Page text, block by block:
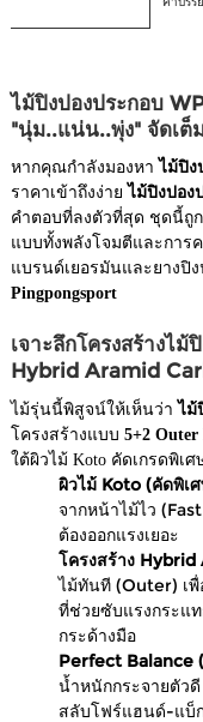
ไม้ปิงปองประกอบ
"นุ่ม..แน่น..พุ่ง" จัดเต็
หากคุณกำลังมองหา ไม้ปิง
ราคาเข้าถึงง่าย ไม้ปิงปอง
คำตอบที่ลงตัวที่สุด ชุดนี้ถู
แบบทั้งพลังโจมตีและการ
แบรนด์เยอรมันและยางปิ
Pingpongsport
เจาะลึกโครงสร้างไ
Hybrid Aramid
ไม้รุ่นนี้พิสูจน์ให้เห็นว่าไม้
โครงสร้างแบบ 5+2
ใต้ผิวไม้ Koto คัดเกรดพิเศ
ผิวไม้ Koto (คัดพิเ
จากหน้าไม้ไว
ต้องออกแรงเยอะ
โครงสร้าง
ไม้ทันที (Outer) เ
ที่ช่วยซับแรงกระแ
กระด้างมือ
Perfect Balance
น้ำหนักกระจายตัว
สลับโฟร์แฮนด์-แบ็